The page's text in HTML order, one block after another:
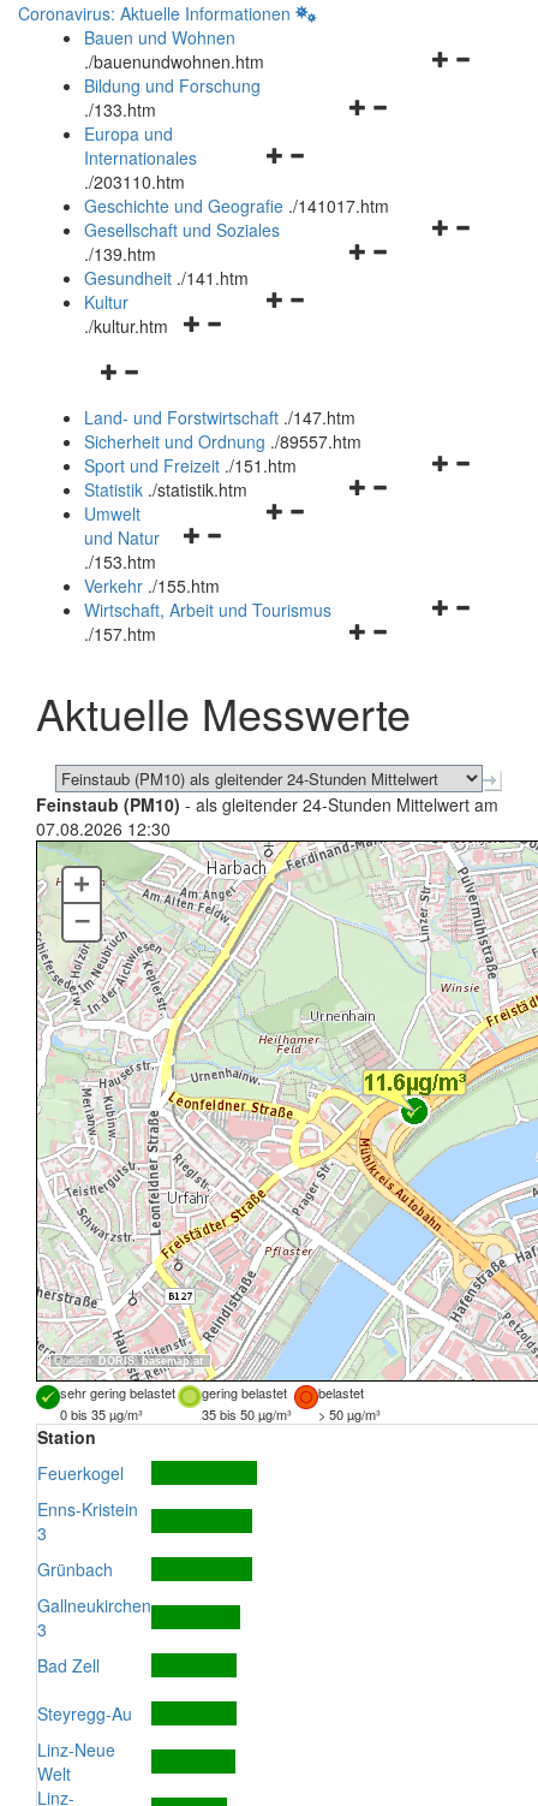
Coronavirus: Aktuelle Informationen
Bauen und Wohnen
./bauenundwohnen.htm
Navigationsmenü
Bildung und Forschung
./133.htm
Navigationsmenü
und
schließen
Europa und
Internationales
./203110.htm
Geschichte und Geografie ./141017.htm
Navigationsmenü
Gesellschaft und Soziales
./139.htm
Navigationsmenü
Gesundheit ./141.htm
Navigationsmenü
Kultur
./kultur.htm
Navigationsmenü
und
schließen
Land- und Forstwirtschaft ./147.htm
Sicherheit und Ordnung ./89557.htm
Navigationsmenü
Sport und Freizeit ./151.htm
Navigationsmenü
Statistik ./statistik.htm
Navigationsmenü
und
schließen
Umwelt
und Natur
./153.htm
Verkehr ./155.htm
Navigationsmenü
schließen
Wirtschaft, Arbeit und Tourismus
./157.htm
Aktuelle Messwerte
Feinstaub (PM10) - als gleitender 24-Stunden Mittelwert am
07.08.2026 12:30
Quellen: DORIS,basemap.at
+
–
sehr gering belastet gering belastet
belastet
0 bis 35 µg/m³
35 bis 50 µg/m³ > 50 µg/m³
Station
Feuerkogel
Enns-Kristein
3
Grünbach
Gallneukirchen
3
Bad Zell
Steyregg-Au
Linz-Neue
Welt
Linz-